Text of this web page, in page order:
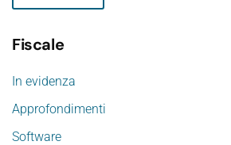
Fiscale
In evidenza
Approfondimenti
Software